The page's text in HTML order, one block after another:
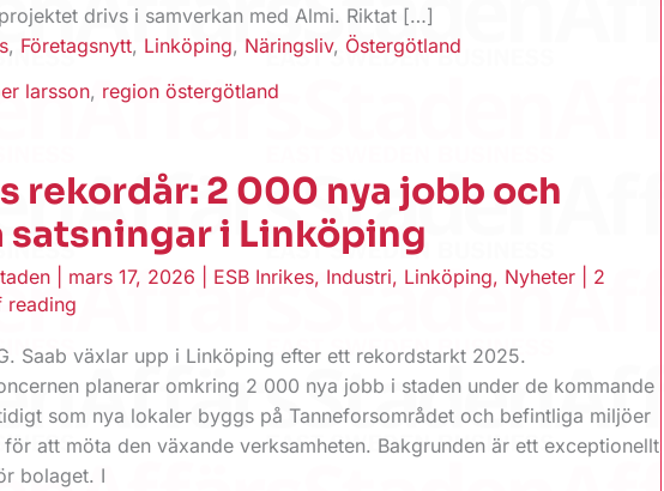
drivs i samverkan med Almi. Riktat […]
, Företagsnytt, Linköping, Näringsliv, Östergötland
larsson, region östergötland
rekordår: 2 000 nya jobb och
satsningar i Linköping
mars 17, 2026 ESB Inrikes, Industri, Linköping, Nyheter
2
reading
Saab växlar upp i Linköping efter ett rekordstarkt 2025.
planerar omkring 2 000 nya jobb i staden under de kommande
som nya lokaler byggs på Tanneforsområdet och befintliga miljöer
att möta den växande verksamheten. Bakgrunden är ett exceptionellt
bolaget. I